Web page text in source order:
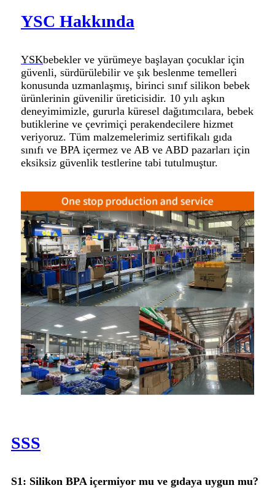
YSC Hakkında
YSKbebekler ve yürümeye başlayan çocuklar için
güvenli, sürdürülebilir ve şık beslenme temelleri
konusunda uzmanlaşmış, birinci sınıf silikon bebek
ürünlerinin güvenilir üreticisidir. 10 yılı aşkın
deneyimimizle, gururla küresel dağıtımcılara, bebek
butiklerine ve çevrimiçi perakendecilere hizmet
veriyoruz. Tüm malzemelerimiz sertifikalı gıda
sınıfı ve BPA içermez ve AB ve ABD pazarları için
eksiksiz güvenlik testlerine tabi tutulmuştur.
SSS
S1: Silikon BPA içermiyor mu ve gıdaya uygun mu?